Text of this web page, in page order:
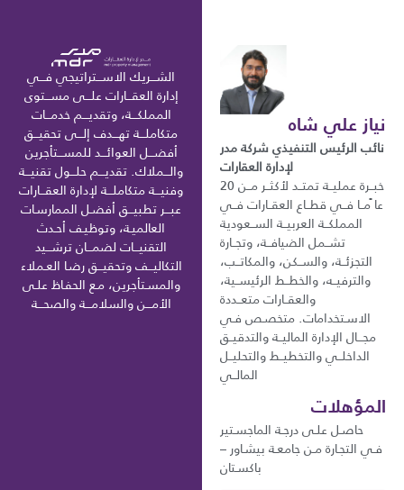
نياز علي شاه
نائب الرئيس التنفيذي شركة مدر
لإدارة العقارات
خبــرة عمليــة تمتــد لأكثــر مــن 20
عا ًمــا فــي قطــاع العقــارات فــي
المملكــة العربيــة الســعودية
تشــمل الضيافــة، وتجــارة
التجزئــة، والســكن، والمكاتــب،
والترفيــه، والخطــط الرئيســية،
والعقــارات متعــددة
الاسـتخدامات. متخصـص فـي
مجـــال الإدارة الماليــة والتدقيــق
الداخلــي والتخطيــط والتحليــل
المالــي
المؤهلات
حاصـل علـى درجـة الماجسـتير
فـي التجـارة مـن جامعـة بيشـاور –
باكسـتان
الشـــريك الاســـتراتيجي فـــي
إدارة العقـــارات علـــى مســـتوى
المملكـــة، وتقديـــم خدمـــات
متكاملـــة تهـــدف إلـــى تحقيـــق
أفضـــل العوائـــد للمســـتأجرين
والـــملاك. تقديـــم حلـــول تقنيـــة
وفنيـــة متكاملـــة لإدارة العقـــارات
عبـــر تطبيـــق أفضـل الممارسـات
العالميـة، وتوظيـف أحـدث
التقنيـــات لضمـــان ترشـــيد
التكاليـــف وتحقيـــق رضـا العـملاء
والمسـتأجرين، مـع الحفـاظ علـى
الأمـــن والسلامـــة والصحـــة